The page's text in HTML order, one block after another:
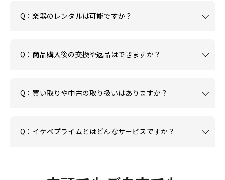
Q：楽器のレンタルは可能ですか？
Q：商品購入後の交換や返品はできますか？
Q：買い取りや中古の取り扱いはありますか？
Q：イケベプライムとはどんなサービスですか？